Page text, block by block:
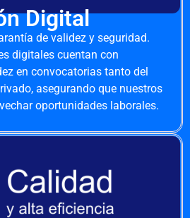
Digital
de validez y seguridad.
digitales cuentan con
en convocatorias tanto del
asegurando que nuestros
oportunidades laborales.